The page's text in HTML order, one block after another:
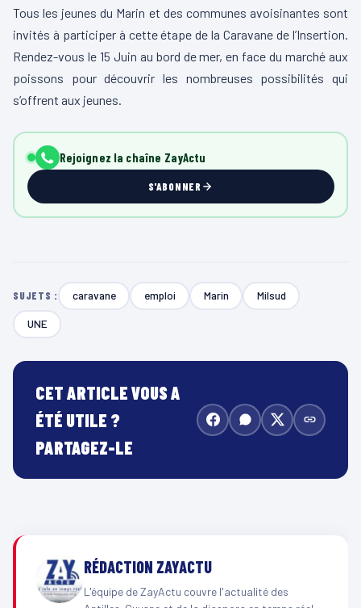
Tous les jeunes du Marin et des communes avoisinantes sont
invités à participer à cette étape de la Caravane de l’Insertion.
Rendez-vous le 15 Juin au bord de mer, en face du marché aux
poissons pour découvrir les nombreuses possibilités qui
s’offrent aux jeunes.
Rejoignez la chaîne ZayActu
S'ABONNER
SUJETS : caravane emploi Marin Milsud
UNE
CET ARTICLE VOUS A
ÉTÉ UTILE ?
PARTAGEZ-LE
RÉDACTION ZAYACTU
L'équipe de ZayActu couvre l'actualité des